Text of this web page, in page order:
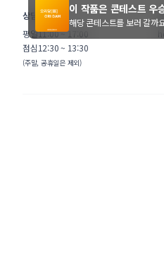
상담시간
평일11:00 ~ 17:00
점심12:30 ~ 13:30
(주말, 공휴일은 제외)
이 작품은 콘테스트 우
해당 콘테스트를 보러 갈까